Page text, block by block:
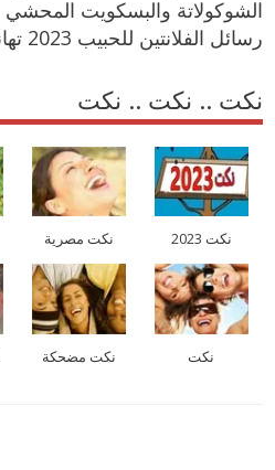
الشوكولاتة والبسكويت المحشي
رسائل الفلانتين للحبيب 2023 تهاني عيد حب سعيد للعشاق
نكت .. نكت .. نكت
نكت 2023 نكت مصرية
نكت نكت مضحكة